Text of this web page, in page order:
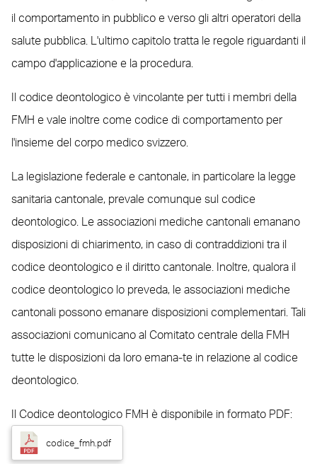
il comportamento in pubblico e verso gli altri operatori della
salute pubblica. L'ultimo capitolo tratta le regole riguardanti il
campo d'applicazione e la procedura.
Il codice deontologico è vincolante per tutti i membri della
FMH e vale inoltre come codice di comportamento per
l'insieme del corpo medico svizzero.
La legislazione federale e cantonale, in particolare la legge
sanitaria cantonale, prevale comunque sul codice
deontologico. Le associazioni mediche cantonali emanano
disposizioni di chiarimento, in caso di contraddizioni tra il
codice deontologico e il diritto cantonale. Inoltre, qualora il
codice deontologico lo preveda, le associazioni mediche
cantonali possono emanare disposizioni complementari. Tali
associazioni comunicano al Comitato centrale della FMH
tutte le disposizioni da loro emana-te in relazione al codice
deontologico.
Il Codice deontologico FMH è disponibile in formato PDF:
codice_fmh.pdf